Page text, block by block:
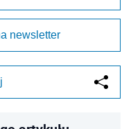
newsletter